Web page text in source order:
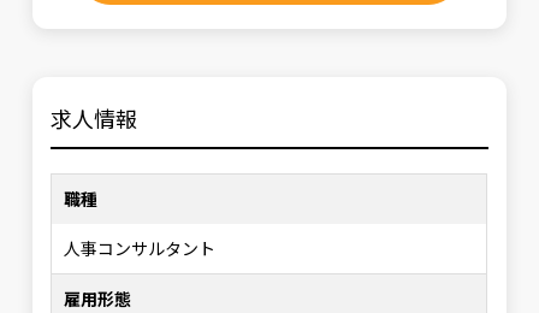
求人情報
職種
人事コンサルタント
雇用形態